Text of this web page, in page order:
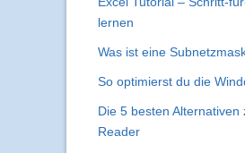
lernen
Was ist eine
So optimierst du die
Die 5 besten Alternativen
Reader